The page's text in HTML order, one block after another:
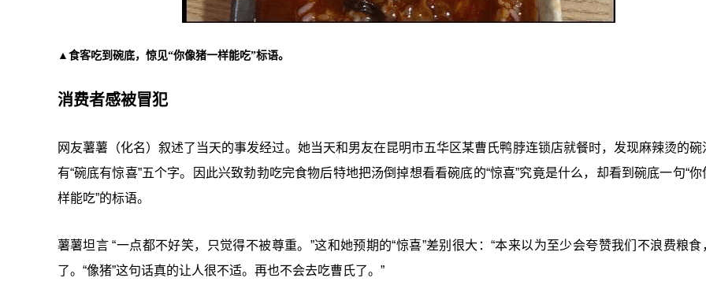
▲食客吃到碗底，惊见“你像猪一样能吃”标语。
消费者感被冒犯
网友薯薯（化名）叙述了当天的事发经过。她当天和男友在昆明市五华区某曹氏鸭脖连锁店就餐时，发现麻辣烫的碗
有“碗底有惊喜”五个字。因此兴致勃勃吃完食物后特地把汤倒掉想看看碗底的“惊喜”究竟是什么，却看到碗底一句“你
样能吃”的标语。
薯薯坦言 “一点都不好笑，只觉得不被尊重。”这和她预期的“惊喜”差别很大：“本来以为至少会夸赞我们不浪费粮食
了。“像猪”这句话真的让人很不适。再也不会去吃曹氏了。”